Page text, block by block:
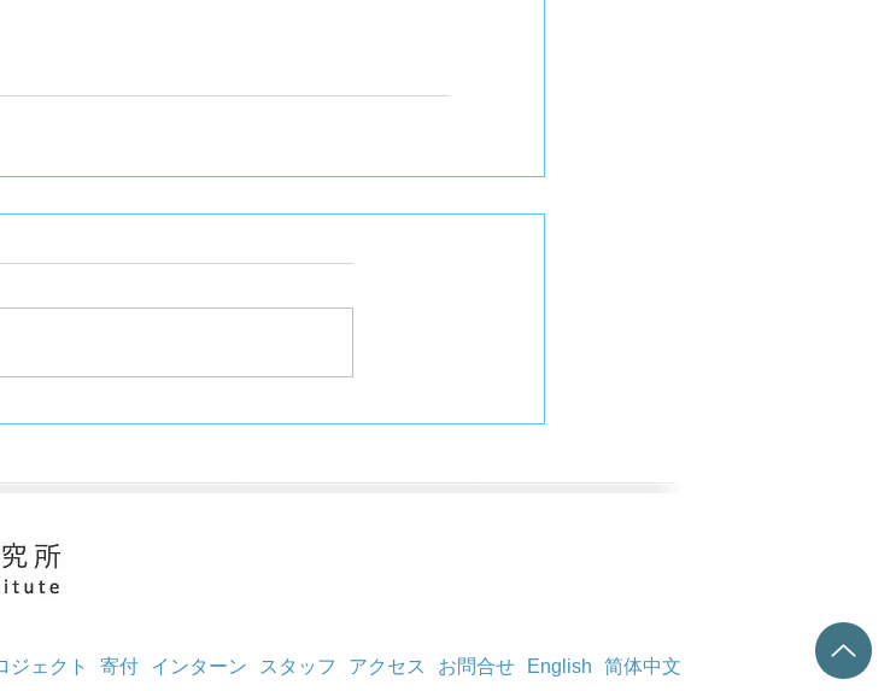
ジェクト 寄付 インターン スタッフ アクセス お問合せ English 简体中文